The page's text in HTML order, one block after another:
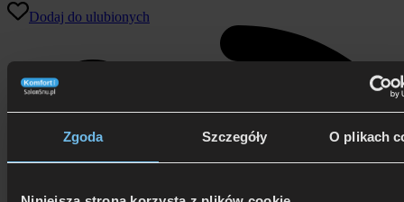
Zgoda Szczegóły O plikach
Dodaj do ulubionych